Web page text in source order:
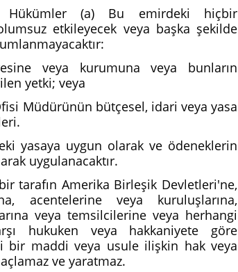
(a) Bu emirdeki hiçbir
etkileyecek veya başka şekilde
veya kurumuna veya bunların
yetki; veya
Müdürünün bütçesel, idari veya yasa
yasaya uygun olarak ve ödeneklerin
uygulanacaktır.
tarafın Amerika Birleşik Devletleri'ne,
acentelerine veya kuruluşlarına,
veya temsilcilerine veya herhangi
hukuken veya hakkaniyete göre
bir maddi veya usule ilişkin hak veya
ve yaratmaz.